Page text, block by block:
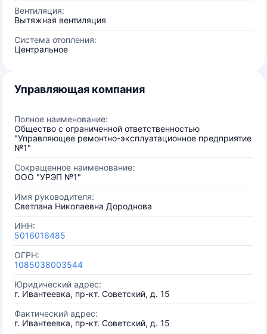
Вентиляция:
Вытяжная вентиляция
Система отопления:
Центральное
Управляющая компания
Полное наименование:
Общество с ограниченной ответственностью
"Управляющее ремонтно-эксплуатационное предприятие
№1"
Сокращенное наименование:
ООО "УРЭП №1"
Имя руководителя:
Светлана Николаевна Дороднова
ИНН:
5016016485
ОГРН:
1085038003544
Юридический адрес:
г. Ивантеевка, пр-кт. Советский, д. 15
Фактический адрес:
г. Ивантеевка, пр-кт. Советский, д. 15